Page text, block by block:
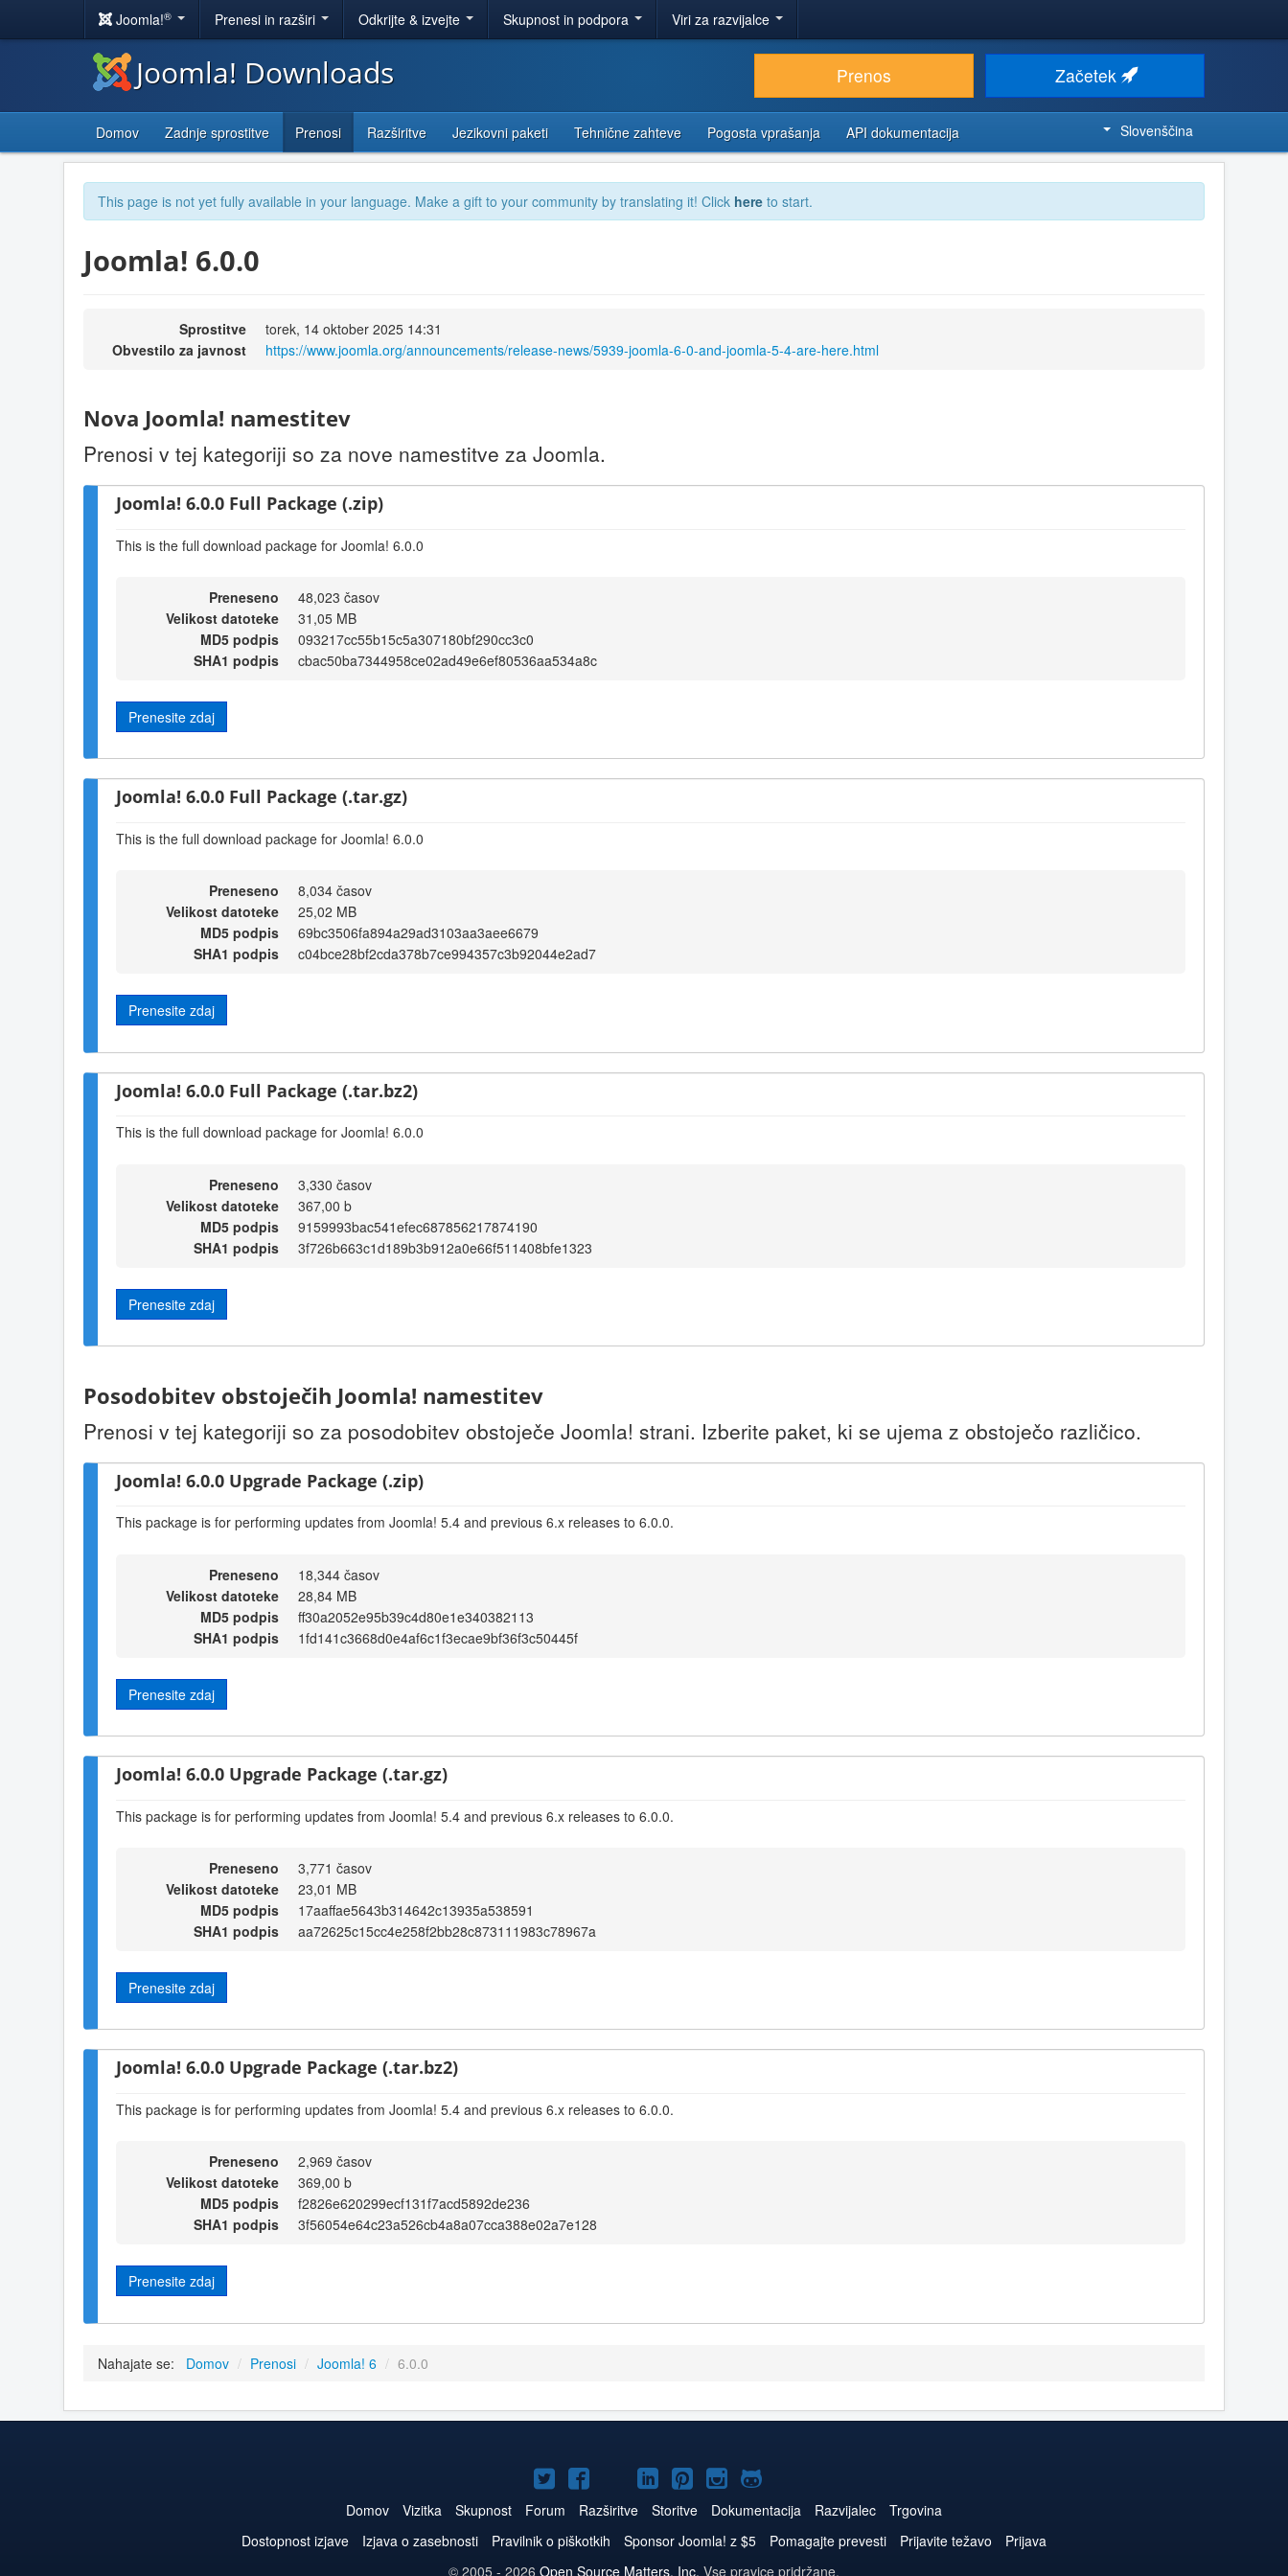
Joomla!® Prenesi in razširi Odkrijte & izvejte Skupnost in podpora Viri za razvijalce
Joomla! Downloads Prenos Začetek
Domov Zadnje sprostitve Prenosi Razširitve Jezikovni paketi Tehnične zahteve Pogosta vprašanja API dokumentacija Slovenščina
This page is not yet fully available in your language. Make a gift to your community by translating it! Click here to start.
Joomla! 6.0.0
Sprostitve
torek, 14 oktober 2025 14:31
Obvestilo za javnost
https://www.joomla.org/announcements/release-news/5939-joomla-6-0-and-joomla-5-4-are-here.html
Nova Joomla! namestitev
Prenosi v tej kategoriji so za nove namestitve za Joomla.
Joomla! 6.0.0 Full Package (.zip)
This is the full download package for Joomla! 6.0.0
Preneseno
48,023 časov
Velikost datoteke
31,05 MB
MD5 podpis
093217cc55b15c5a307180bf290cc3c0
SHA1 podpis
cbac50ba7344958ce02ad49e6ef80536aa534a8c
Prenesite zdaj
Joomla! 6.0.0 Full Package (.tar.gz)
This is the full download package for Joomla! 6.0.0
Preneseno
8,034 časov
Velikost datoteke
25,02 MB
MD5 podpis
69bc3506fa894a29ad3103aa3aee6679
SHA1 podpis
c04bce28bf2cda378b7ce994357c3b92044e2ad7
Prenesite zdaj
Joomla! 6.0.0 Full Package (.tar.bz2)
This is the full download package for Joomla! 6.0.0
Preneseno
3,330 časov
Velikost datoteke
367,00 b
MD5 podpis
9159993bac541efec687856217874190
SHA1 podpis
3f726b663c1d189b3b912a0e66f511408bfe1323
Prenesite zdaj
Posodobitev obstoječih Joomla! namestitev
Prenosi v tej kategoriji so za posodobitev obstoječe Joomla! strani. Izberite paket, ki se ujema z obstoječo različico.
Joomla! 6.0.0 Upgrade Package (.zip)
This package is for performing updates from Joomla! 5.4 and previous 6.x releases to 6.0.0.
Preneseno
18,344 časov
Velikost datoteke
28,84 MB
MD5 podpis
ff30a2052e95b39c4d80e1e340382113
SHA1 podpis
1fd141c3668d0e4af6c1f3ecae9bf36f3c50445f
Prenesite zdaj
Joomla! 6.0.0 Upgrade Package (.tar.gz)
This package is for performing updates from Joomla! 5.4 and previous 6.x releases to 6.0.0.
Preneseno
3,771 časov
Velikost datoteke
23,01 MB
MD5 podpis
17aaffae5643b314642c13935a538591
SHA1 podpis
aa72625c15cc4e258f2bb28c873111983c78967a
Prenesite zdaj
Joomla! 6.0.0 Upgrade Package (.tar.bz2)
This package is for performing updates from Joomla! 5.4 and previous 6.x releases to 6.0.0.
Preneseno
2,969 časov
Velikost datoteke
369,00 b
MD5 podpis
f2826e620299ecf131f7acd5892de236
SHA1 podpis
3f56054e64c23a526cb4a8a07cca388e02a7e128
Prenesite zdaj
Nahajate se: Domov / Prenosi / Joomla! 6 / 6.0.0
Joomla!
na
Twitter
Joomla!
na
Facebook
Joomla!
na
YouTube
Joomla!
na
LinkedIn
Joomla!
na
Pinterest
Joomla!
na
Instagram
Joomla!
na
GitHub
Domov Vizitka Skupnost Forum Razširitve Storitve Dokumentacija Razvijalec
Trgovina
Dostopnost izjave
Izjava o zasebnosti Pravilnik o piškotkih Sponsor Joomla! z $5 Pomagajte prevesti Prijavite težavo
Prijava
© 2005 - 2026 Open Source Matters, Inc. Vse pravice pridržane.